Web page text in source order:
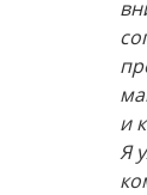
и
Я